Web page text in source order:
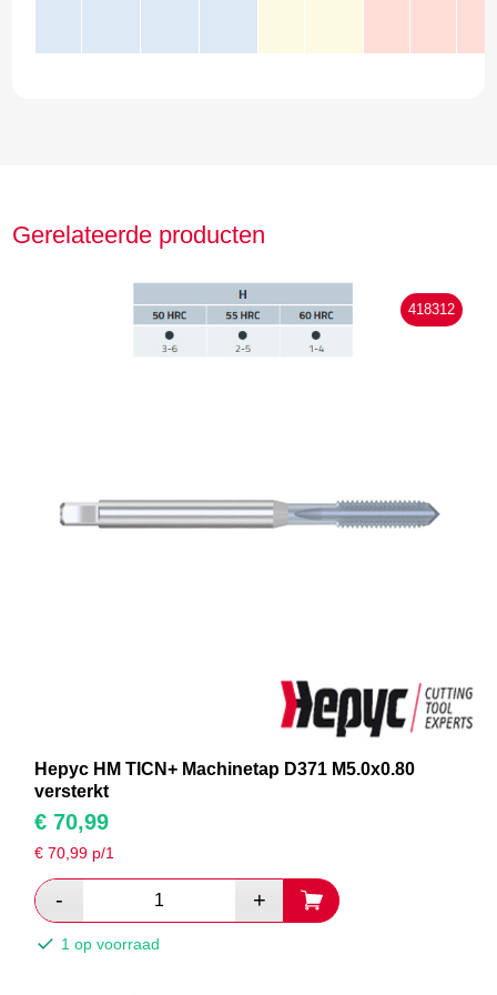
Gerelateerde producten
418312
Hepyc HM TICN+ Machinetap D371 M5.0x0.80
versterkt
€ 70,99
€70,99 p/1
1 op voorraad